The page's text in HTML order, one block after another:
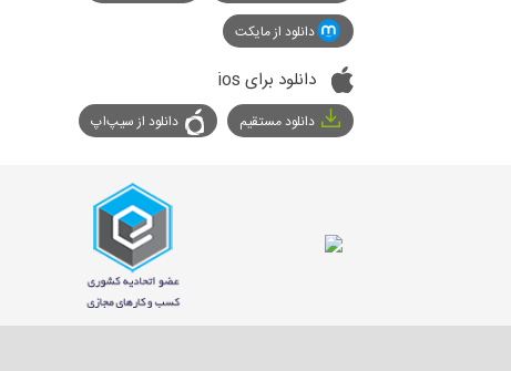
دانلود از مایکت
دانلود برای ios
دانلود مستقیم دانلود از سیپ‌اپ